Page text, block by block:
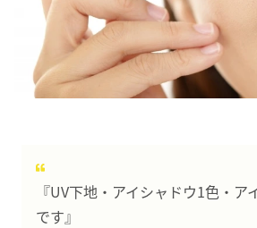
『UV下地・アイシャドウ1色・ア
です』